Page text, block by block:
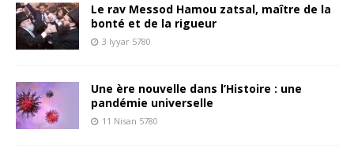
Le rav Messod Hamou zatsal, maître de la
bonté et de la rigueur
3 Iyyar 5780
Une ère nouvelle dans l’Histoire : une
pandémie universelle
11 Nisan 5780